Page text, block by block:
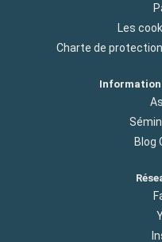
Les
Charte de
Blog